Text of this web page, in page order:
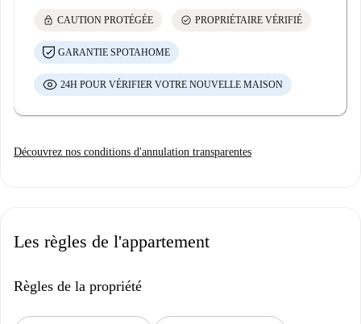
lock CAUTION PROTÉGÉE check_circle PROPRIÉTAIRE VÉRIFIÉ
GARANTIE SPOTAHOME
24H POUR VÉRIFIER VOTRE NOUVELLE MAISON
Découvrez nos conditions d'annulation transparentes
Les règles de l'appartement
Règles de la propriété